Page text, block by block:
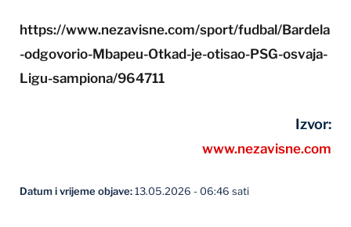
https://www.nezavisne.com/sport/fudbal/Bardela
-odgovorio-Mbapeu-Otkad-je-otisao-PSG-osvaja-
Ligu-sampiona/964711
Izvor:
www.nezavisne.com
Datum i vrijeme objave:13.05.2026 - 06:46 sati